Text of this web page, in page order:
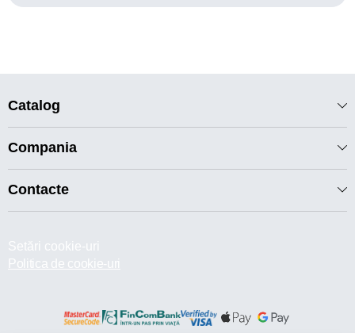
Catalog
Compania
Contacte
Setări cookie-uri
Politica de cookie-uri